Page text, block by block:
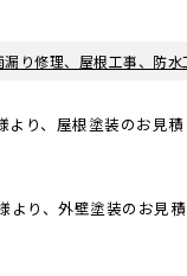
り修理、屋根工事、防
より、屋根塗装のお見
より、外壁塗装のお見